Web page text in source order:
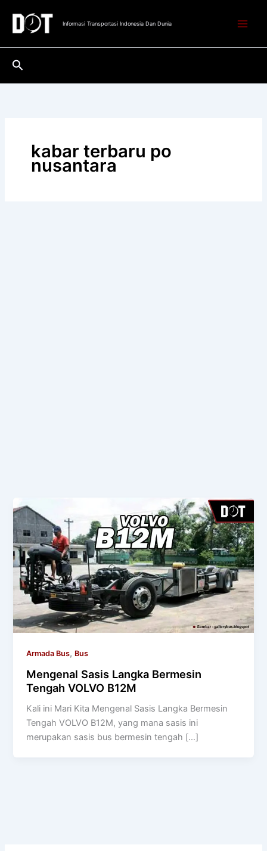
konten
Informasi Transportasi Indonesia Dan Dunia
Cari
kabar terbaru po
nusantara
Armada Bus, Bus
Mengenal Sasis Langka Bermesin
Tengah VOLVO B12M
Kali ini Mari Kita Mengenal Sasis Langka Bermesin
Tengah VOLVO B12M, yang mana sasis ini
merupakan sasis bus bermesin tengah […]